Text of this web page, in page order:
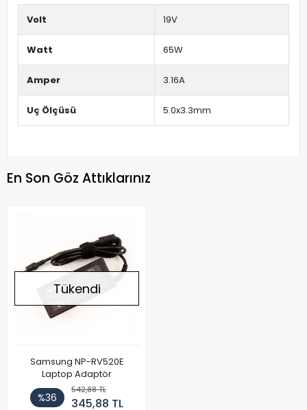
Volt 19V
Watt 65W
Amper 3.16A
Uç Ölçüsü 5.0x3.3mm
En Son Göz Attıklarınız
Tükendi
Samsung NP-RV520E
Laptop Adaptör
%36
542,88 TL
345,88 TL